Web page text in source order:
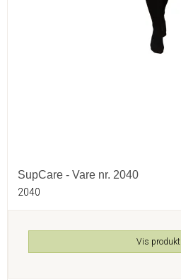
SupCare - Vare nr. 2040
2040
Vis produkt